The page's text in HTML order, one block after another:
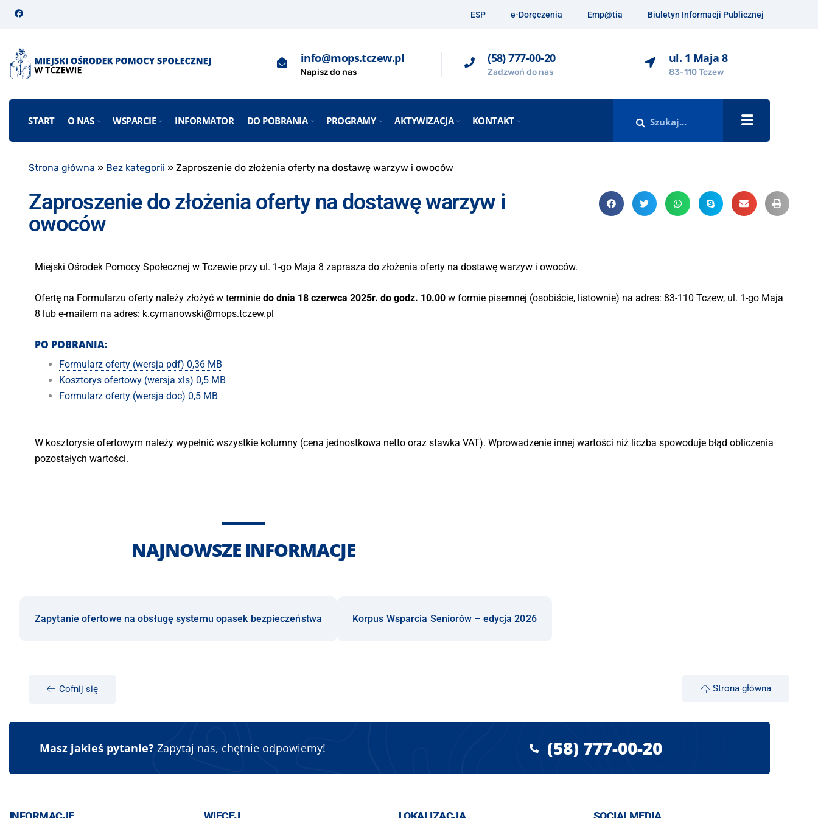
ESP e-Doręczenia Emp@tia Biuletyn Informacji Publicznej
info@mops.tczew.pl
Napisz do nas
(58) 777-00-20
Zadzwoń do nas
ul. 1 Maja 8
83-110 Tczew
START O NAS WSPARCIE INFORMATOR DO POBRANIA PROGRAMY AKTYWIZACJA KONTAKT
Strona główna » Bez kategorii » Zaproszenie do złożenia oferty na dostawę warzyw i owoców
Zaproszenie do złożenia oferty na dostawę warzyw i
owoców
Miejski Ośrodek Pomocy Społecznej w Tczewie przy ul. 1-go Maja 8 zaprasza do złożenia oferty na dostawę warzyw i owoców.
Ofertę na Formularzu oferty należy złożyć w terminie do dnia 18 czerwca 2025r. do godz. 10.00 w formie pisemnej (osobiście, listownie) na adres: 83-110 Tczew, ul. 1-go Maja
8 lub e-mailem na adres: k.cymanowski@mops.tczew.pl
PO POBRANIA:
Formularz oferty (wersja pdf) 0,36 MB
Kosztorys ofertowy (wersja xls) 0,5 MB
Formularz oferty (wersja doc) 0,5 MB
W kosztorysie ofertowym należy wypełnić wszystkie kolumny (cena jednostkowa netto oraz stawka VAT). Wprowadzenie innej wartości niż liczba spowoduje błąd obliczenia
pozostałych wartości.
NAJNOWSZE INFORMACJE
Zapytanie ofertowe na obsługę systemu opasek bezpieczeństwa Korpus Wsparcia Seniorów – edycja 2026
Cofnij się Strona główna
Masz jakieś pytanie? Zapytaj nas, chętnie odpowiemy! (58) 777-00-20